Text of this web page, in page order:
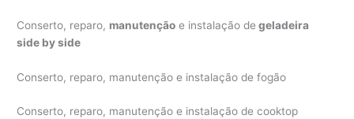
Conserto, reparo, manutenção e instalação de geladeira
side by side
Conserto, reparo, manutenção e instalação de fogão
Conserto, reparo, manutenção e instalação de cooktop